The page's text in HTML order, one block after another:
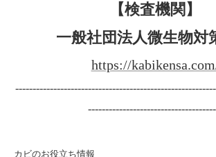
【検査機関】
一般社団法人微生物対
https://
カビのお役立ち情報